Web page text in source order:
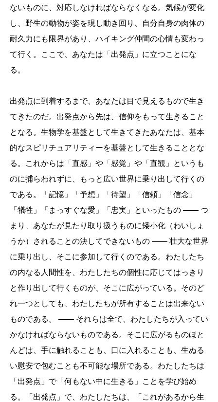
ないものに、対応しなければならなくなる。気候が変化
し、野生の動物が姿を現し動き回り、自分自身の肉体の
耐久力にも限界があり、ハイキング仲間の心情も変わっ
て行く。ここで、あなたは「出発点」に立つことにな
る。
出発点に到着するまで、あなたは目で見えるもので生き
てきたのだ。出発点から先は、信仰をもって生きること
となる。生物学を基盤として生きてきたあなたは、基本
的なスピリチュアリティーを基盤として生きることとな
る。これからは「直感」や「感覚」や「直観」というも
のに捕らわれずに、もっと広い世界に乗り出して行くの
である。「記憶」「予想」「待望」「信頼」「信念」
「犠牲」「まっすぐな愛」「忠実」といったもの ―― つ
まり、あなたが見たり取り扱うものに矮小化（わいしょ
うか）されることの決してできないもの ―― 壮大な世界
に乗り出し、そこに参加して行くのである。わたしたち
の内なる人間性を、わたしたちの個性に応じてはっきり
と作り出して行くものが、そこに広がっている。そのど
れ一つとしても、わたしたちが所有することは出来ない
ものである。 ―― それらは全て、わたしたちが入ってい
かなければならないものである。そこに広がるものほと
んどは、手に触れることも、口に入れることも、生ぬる
い慰安で包むことも不可能な場所である。わたしたちは
「出発点」で「何もない中に生きる」ことを学び始め
る。「出発点」で、わたしたちは、「これがあるから生